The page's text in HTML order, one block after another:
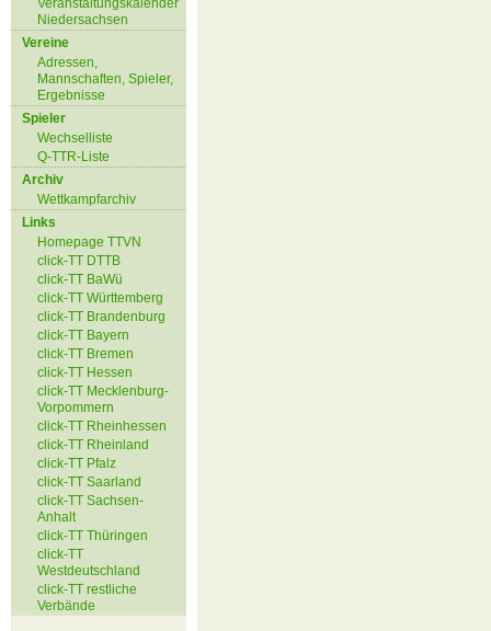
Veranstaltungskalender
Niedersachsen
Vereine
Adressen,
Mannschaften, Spieler,
Ergebnisse
Spieler
Wechselliste
Q-TTR-Liste
Archiv
Wettkampfarchiv
Links
Homepage TTVN
click-TT DTTB
click-TT BaWü
click-TT Württemberg
click-TT Brandenburg
click-TT Bayern
click-TT Bremen
click-TT Hessen
click-TT Mecklenburg-
Vorpommern
click-TT Rheinhessen
click-TT Rheinland
click-TT Pfalz
click-TT Saarland
click-TT Sachsen-
Anhalt
click-TT Thüringen
click-TT
Westdeutschland
click-TT restliche
Verbände